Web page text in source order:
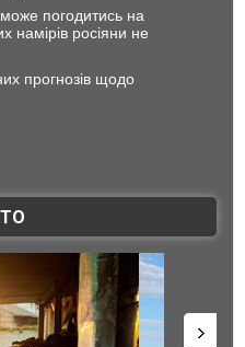
погодитись на
намірів росіяни не
прогнозів щодо